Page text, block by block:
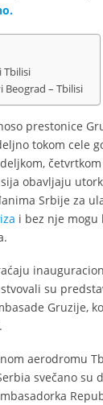
Tbilisi
Beograd – Tbilisi
prestonice
tokom cele
obavljaju
Srbije za
i bez nje mogu
su
Gruzije,
aerodromu
svečano su